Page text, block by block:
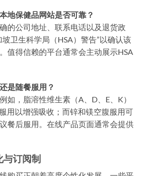
地保健品网站是否可靠？
的公司地址、联系电话以及退货政
卫生科学局（HSA）警告”以确认该
值得信赖的平台通常会主动展示HSA
是随餐服用？
如，脂溶性维生素（A、D、E、K）
用以增强吸收；而锌和镁空腹服用可
餐后服用。在线产品页面通常会提供
订阅制